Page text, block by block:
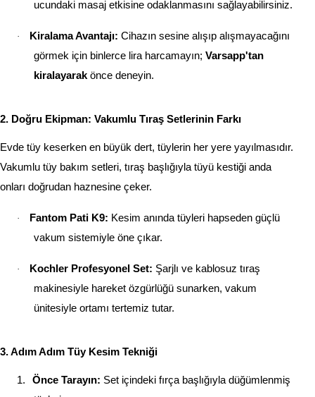
ucundaki masaj etkisine odaklanmasını sağlayabilirsiniz.
· Kiralama Avantajı: Cihazın sesine alışıp alışmayacağını
görmek için binlerce lira harcamayın; Varsapp'tan
kiralayarakönce deneyin.
2. Doğru Ekipman: Vakumlu Tıraş Setlerinin Farkı
Evde tüy keserken en büyük dert, tüylerin her yere yayılmasıdır.
Vakumlu tüy bakım setleri, tıraş başlığıyla tüyü kestiği anda
onları doğrudan haznesine çeker.
· Fantom Pati K9: Kesim anında tüyleri hapseden güçlü
vakum sistemiyle öne çıkar.
· Kochler Profesyonel Set: Şarjlı ve kablosuz tıraş
makinesiyle hareket özgürlüğü sunarken, vakum
ünitesiyle ortamı tertemiz tutar.
3. Adım Adım Tüy Kesim Tekniği
1. Önce Tarayın: Set içindeki fırça başlığıyla düğümlenmiş